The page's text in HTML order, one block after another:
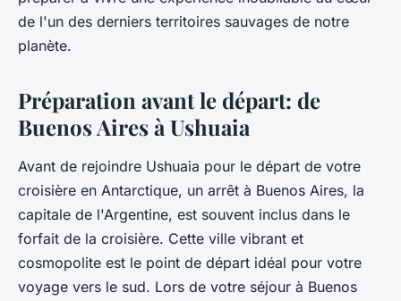
de l'un des derniers territoires sauvages de notre
planète.
Préparation avant le départ: de
Buenos Aires à Ushuaia
Avant de rejoindre Ushuaia pour le départ de votre
croisière en Antarctique, un arrêt à Buenos Aires, la
capitale de l'Argentine, est souvent inclus dans le
forfait de la croisière. Cette ville vibrant et
cosmopolite est le point de départ idéal pour votre
voyage vers le sud. Lors de votre séjour à Buenos